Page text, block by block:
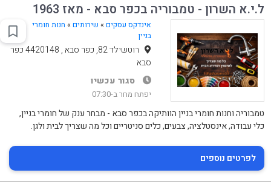
ל.י.א השרון - טמבוריה בכפר סבא - מאז 1963
אינדקס עסקים » שירותים» חנות חומרי
בניין
רוטשילד 82, כפר סבא , 4420148 כפר
סבא
סגור עכשיו
יפתח מחר ב-07:30
טמבוריה וחנות חומרי בניין הוותיקה בכפר סבא - מבחר ענק של חומרי בניין,
כלי עבודה, אינסטלציה, צבעים, כלים סניטריים וכל מה שצריך לבית ולגן.
לפרטים נוספים